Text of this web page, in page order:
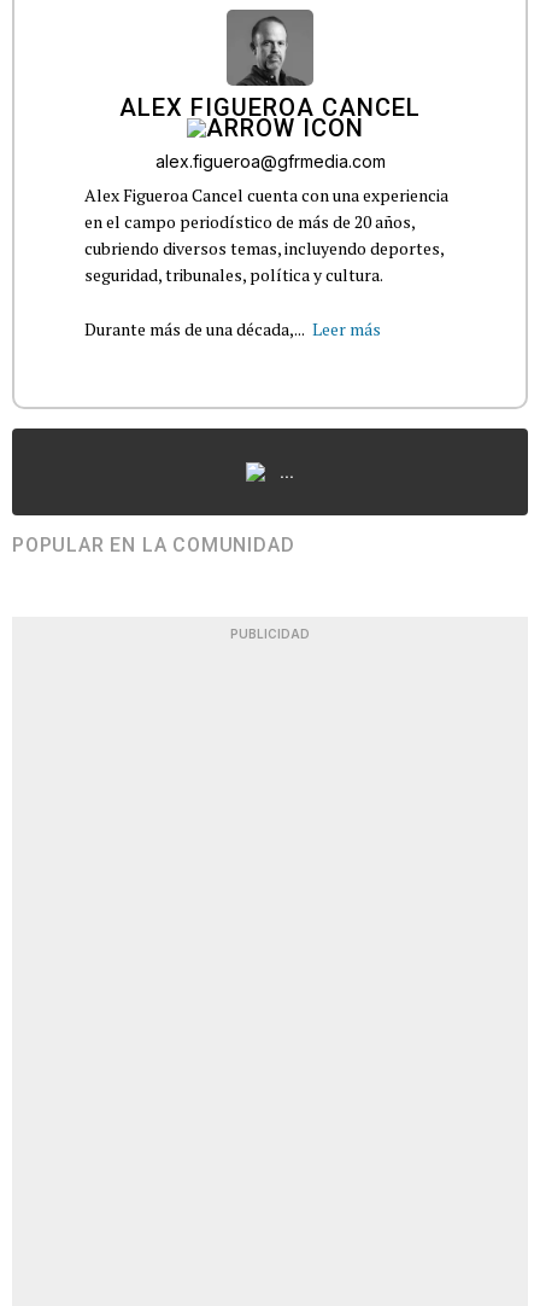
ALEX FIGUEROA CANCEL
alex.figueroa@gfrmedia.com
Alex Figueroa Cancel cuenta con una experiencia
en el campo periodístico de más de 20 años,
cubriendo diversos temas, incluyendo deportes,
seguridad, tribunales, política y cultura.
Durante más de una década,... Leer más
...
POPULAR EN LA COMUNIDAD
PUBLICIDAD